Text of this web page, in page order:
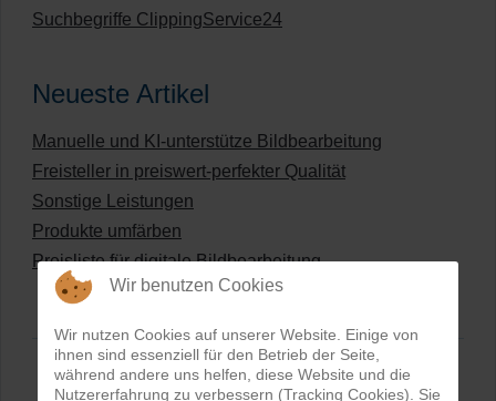
Suchbegriffe ClippingService24
Neueste Artikel
Manuelle und KI-unterstütze Bildbearbeitung
Freisteller in preiswert-perfekter Qualität
Sonstige Leistungen
Produkte umfärben
Preisliste für digitale Bildbearbeitung
Wir benutzen Cookies
Wir nutzen Cookies auf unserer Website. Einige von
ihnen sind essenziell für den Betrieb der Seite,
während andere uns helfen, diese Website und die
Nutzererfahrung zu verbessern (Tracking Cookies). Sie